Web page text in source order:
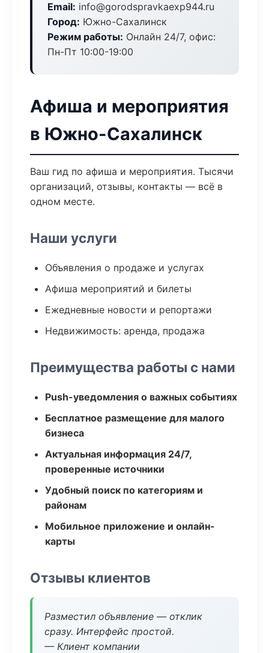
Email: info@gorodspravkaexp944.ru
Город: Южно-Сахалинск
Режим работы: Онлайн 24/7, офис:
Пн-Пт 10:00-19:00
Афиша и мероприятия
в Южно-Сахалинск
Ваш гид по афиша и мероприятия. Тысячи
организаций, отзывы, контакты — всё в
одном месте.
Наши услуги
Объявления о продаже и услугах
Афиша мероприятий и билеты
Ежедневные новости и репортажи
Недвижимость: аренда, продажа
Преимущества работы с нами
Push-уведомления о важных событиях
Бесплатное размещение для малого
бизнеса
Актуальная информация 24/7,
проверенные источники
Удобный поиск по категориям и
районам
Мобильное приложение и онлайн-
карты
Отзывы клиентов
Разместил объявление — отклик
сразу. Интерфейс простой.
— Клиент компании